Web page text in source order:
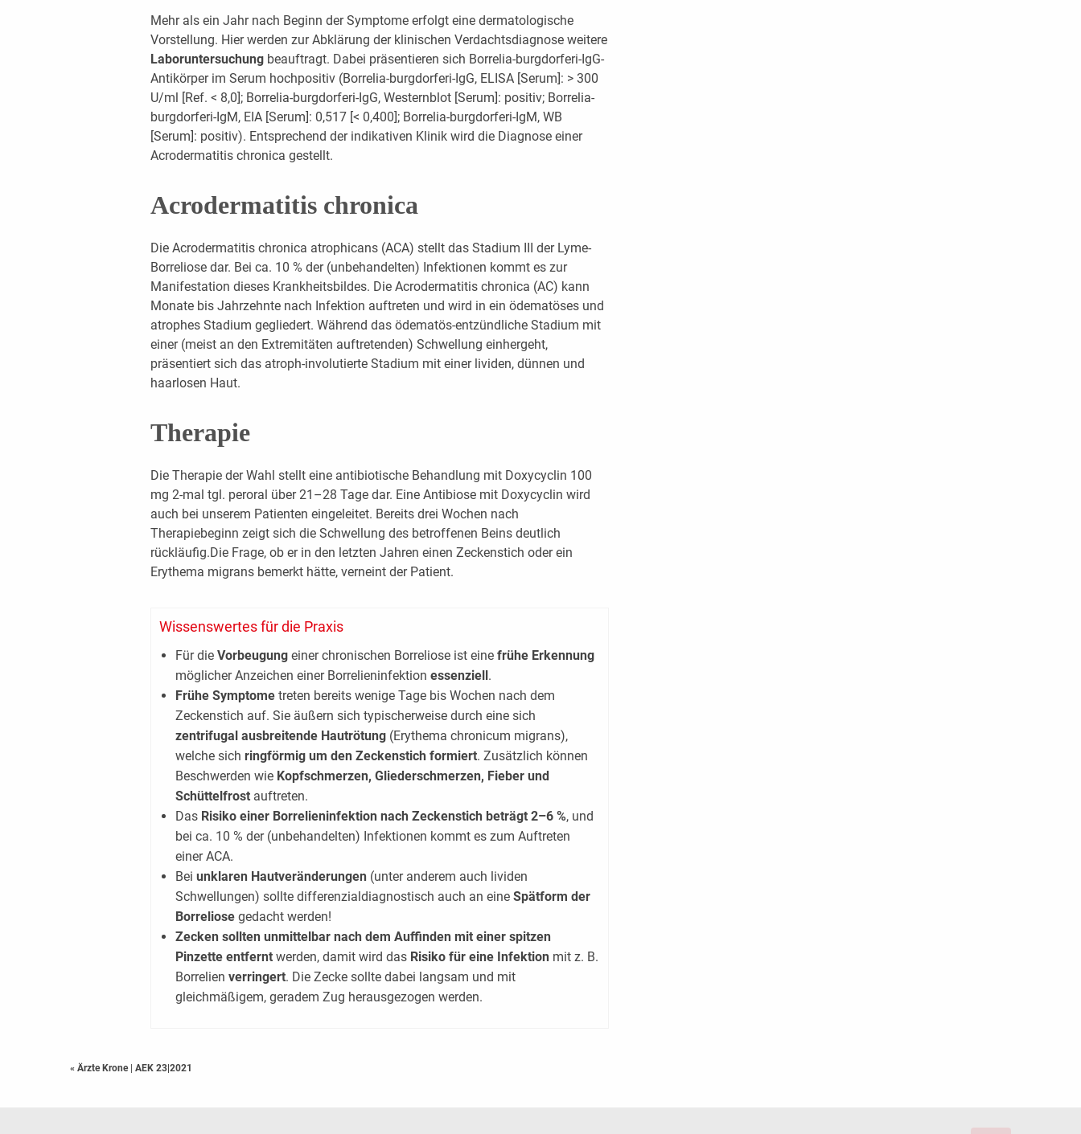
Mehr als ein Jahr nach Beginn der Symptome erfolgt eine dermatologische
Vorstellung. Hier werden zur Abklärung der klinischen Verdachtsdiagnose weitere
Laboruntersuchungbeauftragt. Dabei präsentieren sich Borrelia-burgdorferi-IgG-
Antikörper im Serum hochpositiv (Borrelia-burgdorferi-IgG, ELISA [Serum]: > 300
U/ml [Ref. < 8,0]; Borrelia-burgdorferi-IgG, Westernblot [Serum]: positiv; Borrelia-
burgdorferi-IgM, EIA [Serum]: 0,517 [< 0,400]; Borrelia-burgdorferi-IgM, WB
[Serum]: positiv). Entsprechend der indikativen Klinik wird die Diagnose einer
Acrodermatitis chronica gestellt.
Acrodermatitis chronica
Die Acrodermatitis chronica atrophicans (ACA) stellt das Stadium III der Lyme-
Borreliose dar. Bei ca. 10 % der (unbehandelten) Infektionen kommt es zur
Manifestation dieses Krankheitsbildes. Die Acrodermatitis chronica (AC) kann
Monate bis Jahrzehnte nach Infektion auftreten und wird in ein ödematöses und
atrophes Stadium gegliedert. Während das ödematös-entzündliche Stadium mit
einer (meist an den Extremitäten auftretenden) Schwellung einhergeht,
präsentiert sich das atroph-involutierte Stadium mit einer lividen, dünnen und
haarlosen Haut.
Therapie
Die Therapie der Wahl stellt eine antibiotische Behandlung mit Doxycyclin 100
mg 2-mal tgl. peroral über 21–28 Tage dar. Eine Antibiose mit Doxycyclin wird
auch bei unserem Patienten eingeleitet. Bereits drei Wochen nach
Therapiebeginn zeigt sich die Schwellung des betroffenen Beins deutlich
rückläufig.Die Frage, ob er in den letzten Jahren einen Zeckenstich oder ein
Erythema migrans bemerkt hätte, verneint der Patient.
Wissenswertes für die Praxis
Für die Vorbeugungeiner chronischen Borreliose ist eine frühe Erkennung
möglicher Anzeichen einer Borrelieninfektion essenziell.
Frühe Symptometreten bereits wenige Tage bis Wochen nach dem
Zeckenstich auf. Sie äußern sich typischerweise durch eine sich
zentrifugal ausbreitende Hautrötung(Erythema chronicum migrans),
welche sich ringförmig um den Zeckenstich formiert. Zusätzlich können
Beschwerden wie Kopfschmerzen, Gliederschmerzen, Fieber und
Schüttelfrostauftreten.
Das Risiko einer Borrelieninfektion nach Zeckenstich beträgt 2–6 %, und
bei ca. 10 % der (unbehandelten) Infektionen kommt es zum Auftreten
einer ACA.
Bei unklaren Hautveränderungen(unter anderem auch lividen
Schwellungen) sollte differenzialdiagnostisch auch an eine Spätform der
Borreliosegedacht werden!
Zecken sollten unmittelbar nach dem Auffinden mit einer spitzen
Pinzette entferntwerden, damit wird das Risiko für eine Infektionmit z. B.
Borrelien verringert. Die Zecke sollte dabei langsam und mit
gleichmäßigem, geradem Zug herausgezogen werden.
« Ärzte Krone | AEK 23|2021